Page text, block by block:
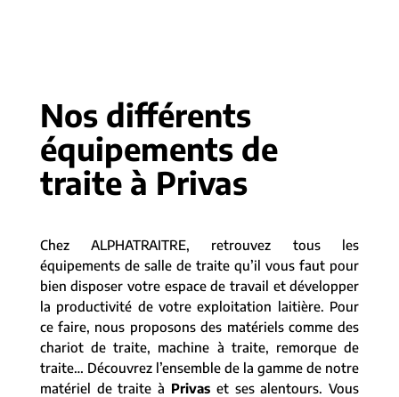
Nos différents
équipements de
traite à Privas
Chez ALPHATRAITRE, retrouvez tous les
équipements de salle de traite qu’il vous faut pour
bien disposer votre espace de travail et développer
la productivité de votre exploitation laitière. Pour
ce faire, nous proposons des matériels comme des
chariot de traite, machine à traite, remorque de
traite… Découvrez l’ensemble de la gamme de notre
matériel de traite à Privas et ses alentours. Vous